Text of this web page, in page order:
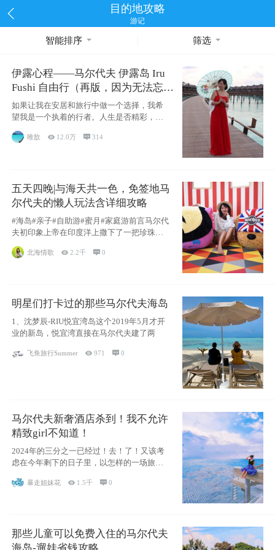
目的地攻略
游记
智能排序 筛选
伊露心程——马尔代夫 伊露岛 Iru
Fushi 自由行（再版，因为无法忘却
的留恋）
如果让我在安居和旅行中做一个选择，我希
望我是一个执着的行者。人生是否精彩，都
源于自己
唯歆  12.0万  314
五天四晚|与海天共一色，免签地马
尔代夫的懒人玩法含详细攻略
#海岛#亲子#自助游#蜜月#家庭游前言马尔代
夫初印象上帝在印度洋上撒下了一把珍珠，
北海情歌 2.2千 0
明星们打卡过的那些马尔代夫海岛
1、沈梦辰-RIU悦宜湾岛这个2019年5月才开
业的新岛，悦宜湾直接在马尔代夫建了两
飞鱼旅行Summer 971 0
马尔代夫新奢酒店杀到！我不允许
精致girl不知道！
2024年的三分之一已经过！去！了！又该考
虑在今年剩下的日子里，以怎样的一场旅行
暴走姐妹花  1.5千 0
那些儿童可以免费入住的马尔代夫